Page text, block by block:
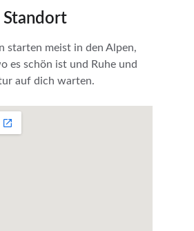
Standort
starten meist in den Alpen,
es schön ist und Ruhe und
auf dich warten.